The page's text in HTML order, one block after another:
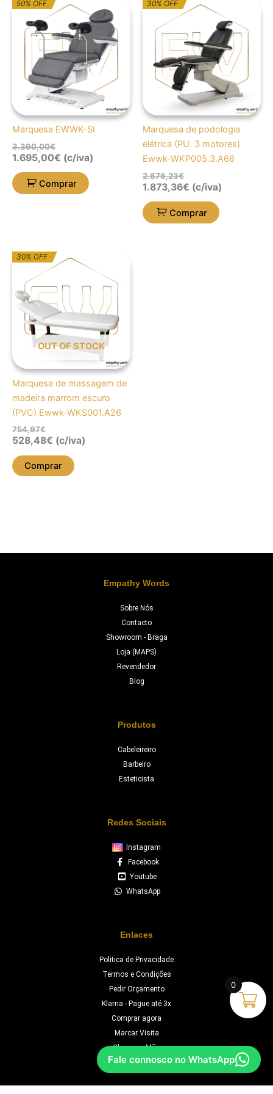
50% OFF
Marquesa EWWK-SI
3.390,00€
preço
original
era:
3.390,00€.
preço
atual
é:
1.695,00€.
1.695,00€ (c/iva)
Comprar
30% OFF
Marquesa de podologia
elétrica (PU. 3 motores)
Ewwk-WKP005.3.A66
2.676,23€
preço
era:
2.676,23€.
preço
é:
1.873,36€.
1.873,36€ (c/iva)
Comprar
30% OFF
OUT OF STOCK
Marquesa de massagem de
madeira marrom escuro
(PVC) Ewwk-WKS001.A26
754,97€
O
preço
era:
754,97€.
O
preço
é:
528,48€.
528,48€ (c/iva)
Comprar
Empathy Words
Sobre Nós
Contacto
Showroom - Braga
Loja (MAPS)
Revendedor
Blog
Produtos
Cabeleireiro
Barbeiro
Esteticista
Redes Sociais
Instagram
Facebook
Youtube
WhatsApp
Enlaces
Politica de Privacidade
Termos e Condições
Pedir Orçamento
Klarna - Pague até 3x
Comprar agora
Marcar Visita
Chave na Mão
Orçamento
Fale connosco no WhatsApp
0